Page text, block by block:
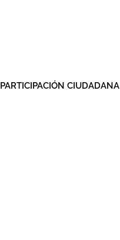
PARTICIPACIÓN CIUDADANA